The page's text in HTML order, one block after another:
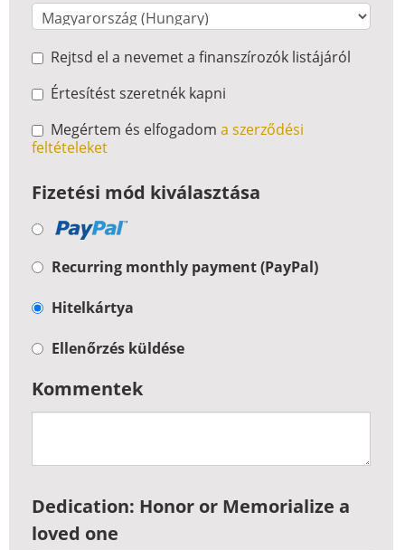
Rejtsd el a nevemet a finanszírozók listájáról
Értesítést szeretnék kapni
Megértem és elfogadom a szerződési
feltételeket
Fizetési mód kiválasztása
Recurring monthly payment (PayPal)
Hitelkártya
Ellenőrzés küldése
Kommentek
Dedication: Honor or Memorialize a
loved one